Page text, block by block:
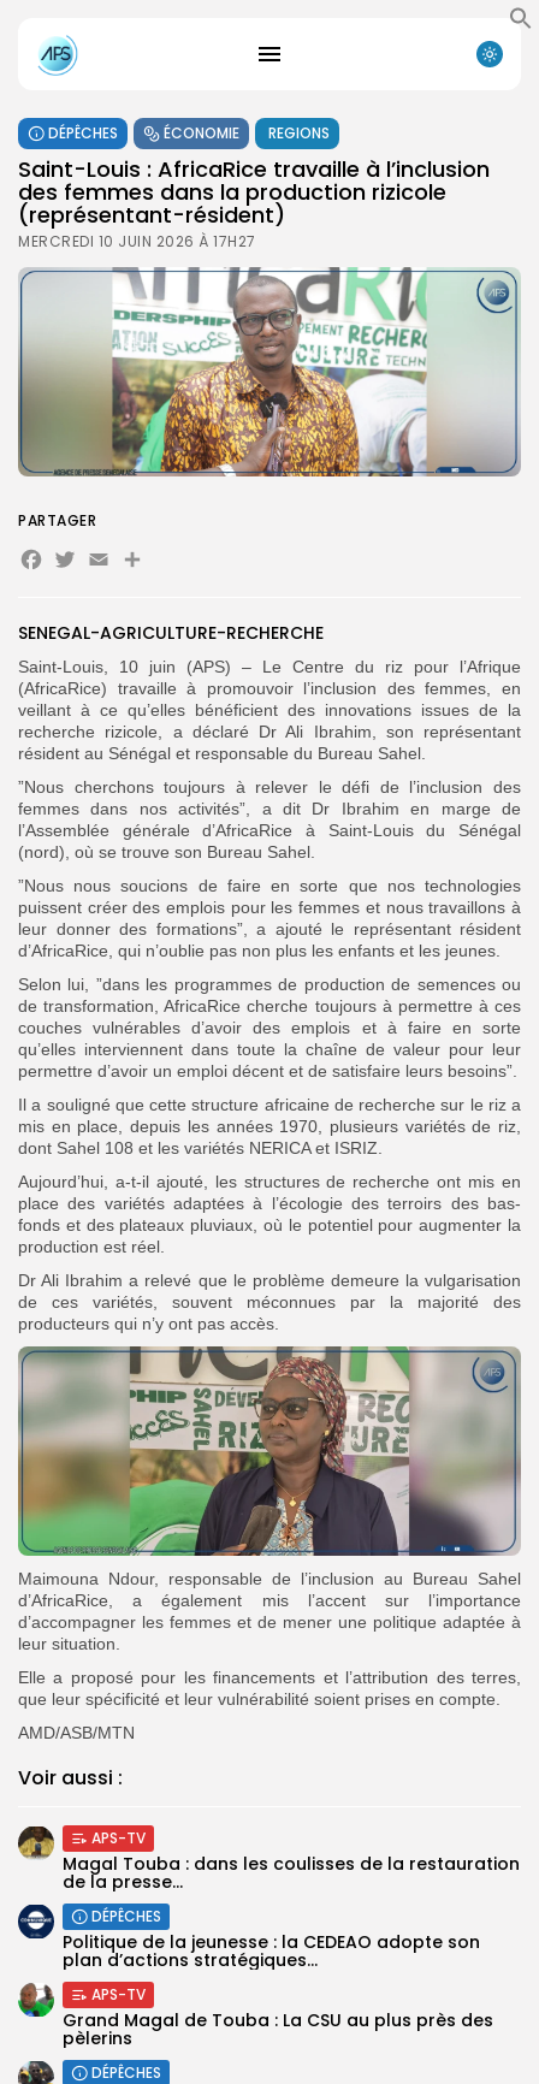
for:
FR
DÉPÊCHES ÉCONOMIE REGIONS
Saint-Louis : AfricaRice travaille à l’inclusion
des femmes dans la production rizicole
(représentant-résident)
MERCREDI 10 JUIN 2026 À 17H27
SENEGAL-AGRICULTURE-RECHERCHE
Saint-Louis, 10 juin (APS) – Le Centre du riz pour l’Afrique
(AfricaRice) travaille à promouvoir l’inclusion des femmes, en
veillant à ce qu’elles bénéficient des innovations issues de la
recherche rizicole, a déclaré Dr Ali Ibrahim, son représentant
résident au Sénégal et responsable du Bureau Sahel.
”Nous cherchons toujours à relever le défi de l’inclusion des
femmes dans nos activités”, a dit Dr Ibrahim en marge de
l’Assemblée générale d’AfricaRice à Saint-Louis du Sénégal
(nord), où se trouve son Bureau Sahel.
”Nous nous soucions de faire en sorte que nos technologies
puissent créer des emplois pour les femmes et nous travaillons à
leur donner des formations”, a ajouté le représentant résident
d’AfricaRice, qui n’oublie pas non plus les enfants et les jeunes.
Selon lui, ”dans les programmes de production de semences ou
de transformation, AfricaRice cherche toujours à permettre à ces
couches vulnérables d’avoir des emplois et à faire en sorte
qu’elles interviennent dans toute la chaîne de valeur pour leur
permettre d’avoir un emploi décent et de satisfaire leurs besoins”.
Il a souligné que cette structure africaine de recherche sur le riz a
mis en place, depuis les années 1970, plusieurs variétés de riz,
dont Sahel 108 et les variétés NERICA et ISRIZ.
Aujourd’hui, a-t-il ajouté, les structures de recherche ont mis en
place des variétés adaptées à l’écologie des terroirs des bas-
fonds et des plateaux pluviaux, où le potentiel pour augmenter la
production est réel.
Dr Ali Ibrahim a relevé que le problème demeure la vulgarisation
de ces variétés, souvent méconnues par la majorité des
producteurs qui n’y ont pas accès.
Maimouna Ndour, responsable de l’inclusion au Bureau Sahel
d’AfricaRice, a également mis l’accent sur l’importance
d’accompagner les femmes et de mener une politique adaptée à
leur situation.
Elle a proposé pour les financements et l’attribution des terres,
que leur spécificité et leur vulnérabilité soient prises en compte.
AMD/ASB/MTN
Voir aussi :
APS-TV
Magal Touba : dans les coulisses de la restauration
de la presse...
DÉPÊCHES
Politique de la jeunesse : la CEDEAO adopte son
plan d’actions stratégiques...
APS-TV
Grand Magal de Touba : La CSU au plus près des
pèlerins
DÉPÊCHES
PARTAGER
Facebook
Twitter
EmailPartager